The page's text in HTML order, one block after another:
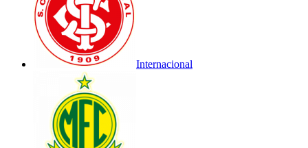
Internacional